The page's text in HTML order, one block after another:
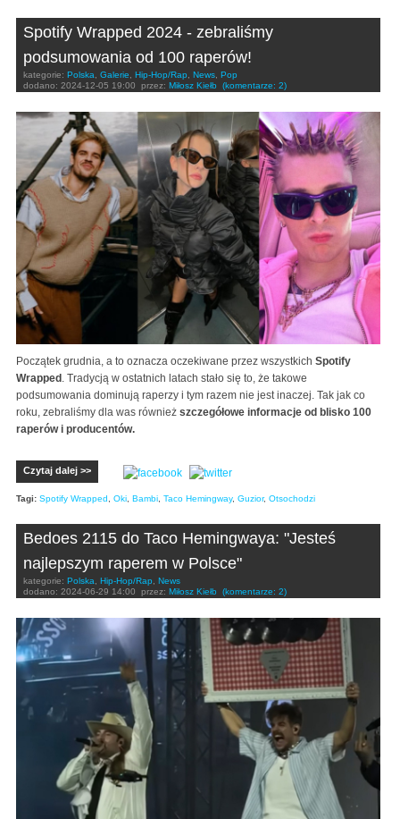
Spotify Wrapped 2024 - zebraliśmy
podsumowania od 100 raperów!
kategorie: Polska Galerie Hip-Hop/Rap News Pop
dodano: 2024-12-05 19:00 przez: Miłosz Kiełb (komentarze: 2)
Początek grudnia, a to oznacza oczekiwane przez wszystkich Spotify
Wrapped . Tradycją w ostatnich latach stało się to, że takowe
podsumowania dominują raperzy i tym razem nie jest inaczej. Tak jak co
roku, zebraliśmy dla was również szczegółowe informacje od blisko 100
raperów i producentów.
Czytaj dalej >>
Tagi: Spotify Wrapped Oki Bambi Taco Hemingway, Guzior, Otsochodzi
Bedoes 2115 do Taco Hemingwaya: "Jesteś
najlepszym raperem w Polsce"
kategorie: Polska Hip-Hop/Rap
News
dodano: 2024-06-29 14:00 przez: Miłosz Kiełb (komentarze: 2)